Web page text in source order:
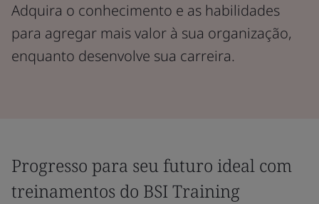
Adquira o conhecimento e as habilidades
para agregar mais valor à sua organização,
enquanto desenvolve sua carreira.
Progresso para seu futuro ideal com
treinamentos do BSI Training